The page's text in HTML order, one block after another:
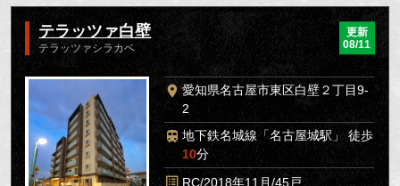
テラッツァ白壁
テラッツァシラカベ
更新
08/11
愛知県名古屋市東区白壁２丁目9-
2
地下鉄名城線「名古屋城駅」 徒歩
10分
RC/2018年11月/45戸